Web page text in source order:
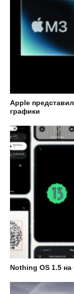
Apple
графики
Nothing OS 1.5